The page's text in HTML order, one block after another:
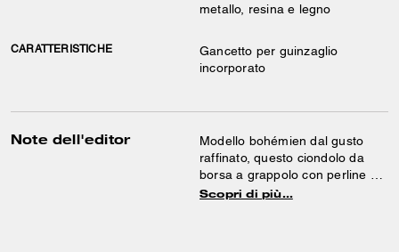
metallo, resina e legno
CARATTERISTICHE
Gancetto per guinzaglio
incorporato
Note dell'editor
Modello bohémien dal gusto
raffinato, questo ciondolo da
borsa a grappolo con perline è
un design artistico dallo spirito
Scopri di più…